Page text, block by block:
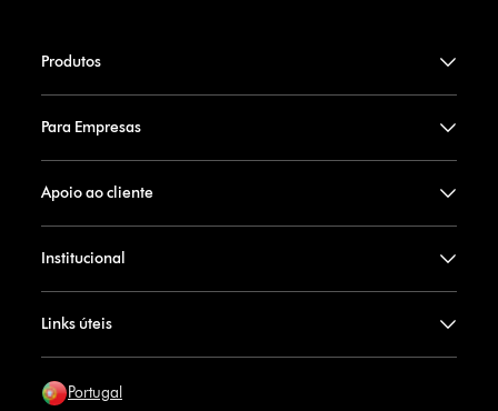
Produtos
Para Empresas
Apoio ao cliente
Institucional
Links úteis
Portugal